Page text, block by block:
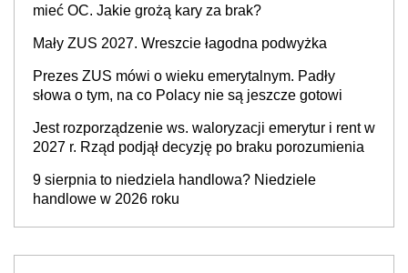
mieć OC. Jakie grożą kary za brak?
Mały ZUS 2027. Wreszcie łagodna podwyżka
Prezes ZUS mówi o wieku emerytalnym. Padły
słowa o tym, na co Polacy nie są jeszcze gotowi
Jest rozporządzenie ws. waloryzacji emerytur i rent w
2027 r. Rząd podjął decyzję po braku porozumienia
9 sierpnia to niedziela handlowa? Niedziele
handlowe w 2026 roku